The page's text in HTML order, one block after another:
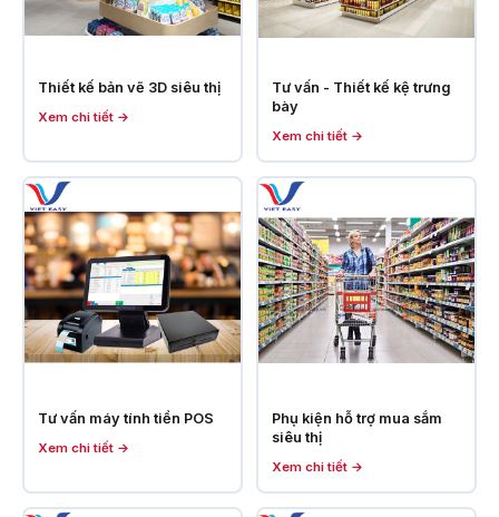
Thiết kế bản vẽ 3D siêu thị
Xem chi tiết →
Tư vấn - Thiết kế kệ trưng
bày
Xem chi tiết →
Tư vấn máy tính tiền POS
Xem chi tiết →
Phụ kiện hỗ trợ mua sắm
siêu thị
Xem chi tiết →